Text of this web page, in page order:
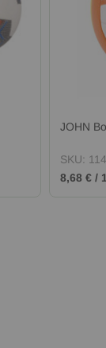
JOHN
SKU:
8,68 € /